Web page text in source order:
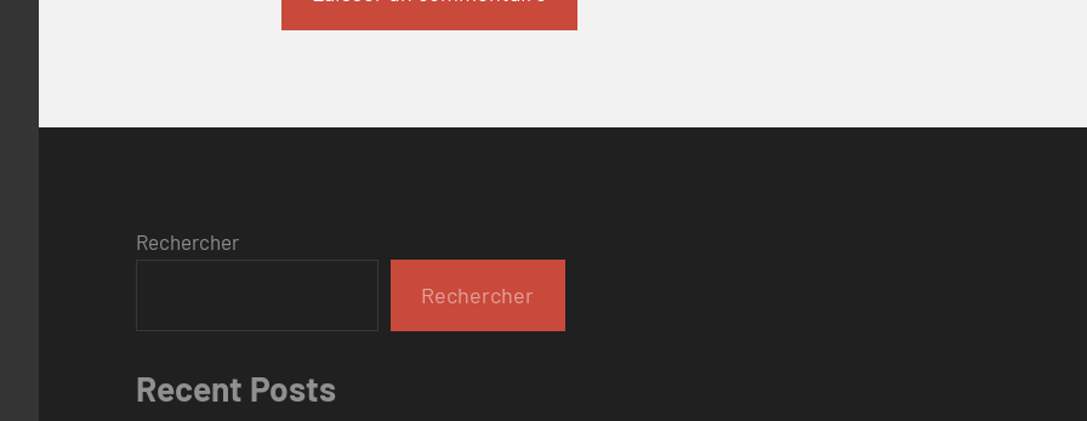
Rechercher
Rechercher
Recent Posts